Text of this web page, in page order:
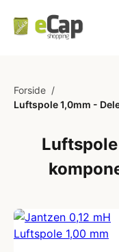
Forside /
Luftspole 1,0mm -